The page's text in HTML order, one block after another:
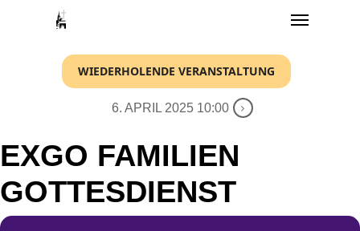
Menu
WIEDERHOLENDE VERANSTALTUNG
6. APRIL 2025 10:00
EXGO FAMILIEN
GOTTESDIENST